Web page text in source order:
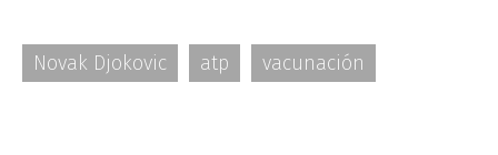
Novak Djokovic atp vacunación